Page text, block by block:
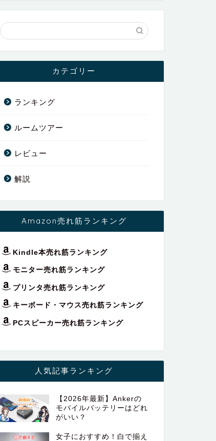
カテゴリー
ランキング
ルームツアー
レビュー
解説
Amazon売れ筋ランキング
Kindle本売れ筋ランキング
モニター売れ筋ランキング
プリンタ売れ筋ランキング
キーボード・マウス売れ筋ランキング
PCスピーカー売れ筋ランキング
人気記事ランキング
【2026年最新】Ankerの
モバイルバッテリーはどれ
がいい？
女子におすすめ！白で揃え